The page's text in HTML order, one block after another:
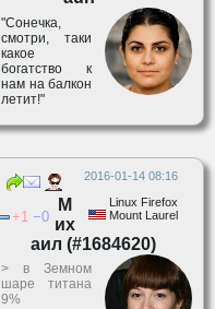
"Сонечка,
смотри, таки
какое
богатство к
нам на балкон
летит!"
2016-01-14 08:16
Linux Firefox
Mount Laurel
1 0
М
их
аил (#1684620)
> в Земном
шаре титана
9%